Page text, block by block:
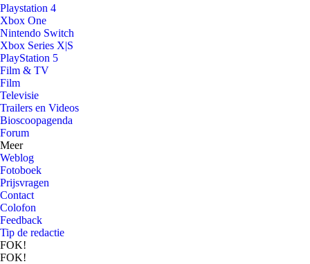
Playstation 4
Xbox One
Nintendo Switch
Xbox Series X|S
PlayStation 5
Film & TV
Film
Televisie
Trailers en Videos
Bioscoopagenda
Forum
Meer
Weblog
Fotoboek
Prijsvragen
Contact
Colofon
Feedback
Tip de redactie
FOK!
FOK!